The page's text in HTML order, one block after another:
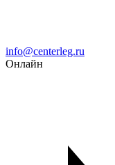
Email
info@centerleg.ru
Онлайн